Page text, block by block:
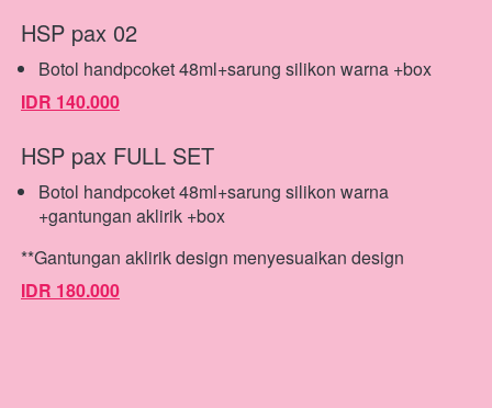
HSP pax 02
Botol handpcoket 48ml+sarung silikon warna +box
IDR 140.000
HSP pax FULL SET
Botol handpcoket 48ml+sarung silikon warna
+gantungan aklirik +box
**Gantungan aklirik design menyesuaikan design
IDR 180.000